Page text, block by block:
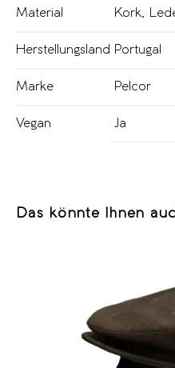
Material Kork,
Herstellungsland Portugal
Marke Pelcor
Vegan Ja
Das könnte Ihnen